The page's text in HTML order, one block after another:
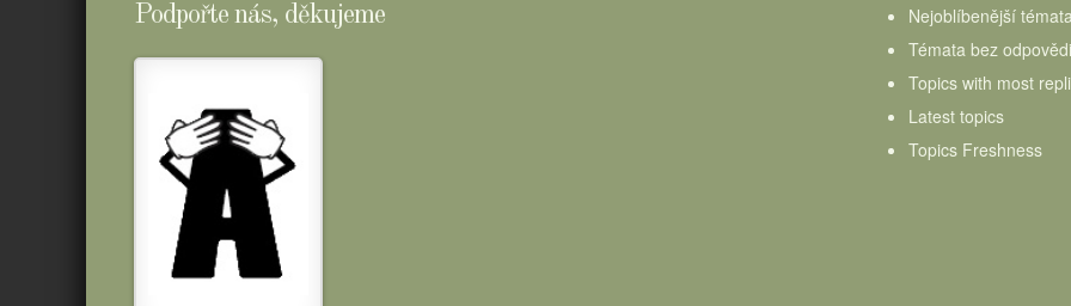
Podpořte nás, děkujeme
Nejoblíbenější
Témata bez odpovědi
Topics with most
Latest topics
Topics Freshness